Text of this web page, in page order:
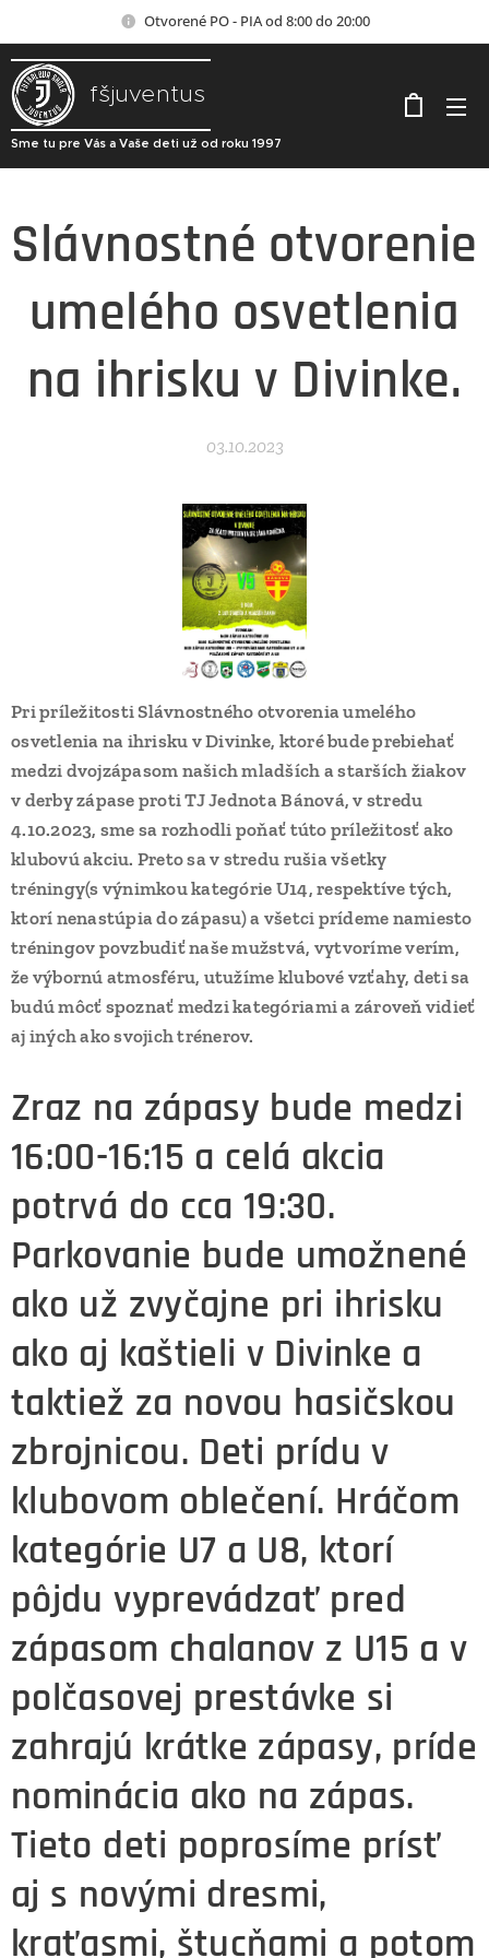
Otvorené PO - PIA od 8:00 do 20:00
fšjuventus
Sme tu pre Vás a Vaše deti už od roku 1997
Slávnostné otvorenie
umelého osvetlenia
na ihrisku v Divinke.
03.10.2023
Pri príležitosti Slávnostného otvorenia umelého
osvetlenia na ihrisku v Divinke, ktoré bude prebiehať
medzi dvojzápasom našich mladších a starších žiakov
v derby zápase proti TJ Jednota Bánová, v stredu
4.10.2023, sme sa rozhodli poňať túto príležitosť ako
klubovú akciu. Preto sa v stredu rušia všetky
tréningy(s výnimkou kategórie U14, respektíve tých,
ktorí nenastúpia do zápasu) a všetci prídeme namiesto
tréningov povzbudiť naše mužstvá, vytvoríme verím,
že výbornú atmosféru, utužíme klubové vzťahy, deti sa
budú môcť spoznať medzi kategóriami a zároveň vidieť
aj iných ako svojich trénerov.
Zraz na zápasy bude medzi
16:00-16:15 a celá akcia
potrvá do cca 19:30.
Parkovanie bude umožnené
ako už zvyčajne pri ihrisku
ako aj kaštieli v Divinke a
taktiež za novou hasičskou
zbrojnicou. Deti prídu v
klubovom oblečení. Hráčom
kategórie U7 a U8, ktorí
pôjdu vyprevádzať pred
zápasom chalanov z U15 a v
polčasovej prestávke si
zahrajú krátke zápasy, príde
nominácia ako na zápas.
Tieto deti poprosíme prísť
aj s novými dresmi,
kraťasmi, štucňami a potom